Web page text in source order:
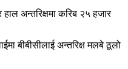
अन्तरिक्षमा करिब २५ हजार
बीबीसीलाई अन्तरिक्ष मलबे ठूलो